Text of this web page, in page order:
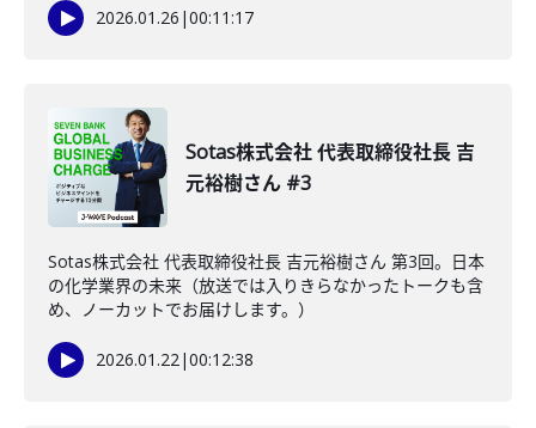
2026.01.26 |00:11:17
Sotas株式会社 代表取締役社長 吉
元裕樹さん #3
Sotas株式会社 代表取締役社長 吉元裕樹さん 第3回。日本
の化学業界の未来（放送では入りきらなかったトークも含
め、ノーカットでお届けします。）
2026.01.22|00:12:38